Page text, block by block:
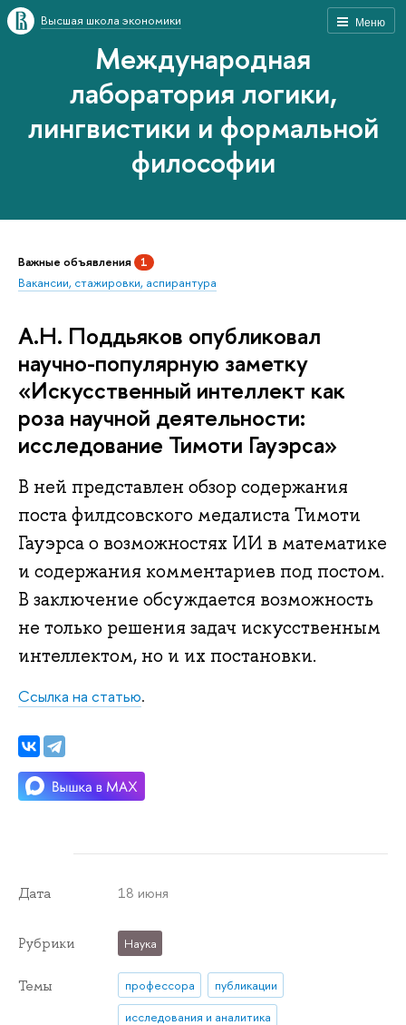
Меню
Высшая школа экономики
Международная
лаборатория логики,
лингвистики и формальной
философии
Важные объявления 1
Вакансии, стажировки, аспирантура
А.Н. Поддьяков опубликовал
научно-популярную заметку
«Искусственный интеллект как
роза научной деятельности:
исследование Тимоти Гауэрса»
В ней представлен обзор содержания
поста филдсовского медалиста Тимоти
Гауэрса о возможностях ИИ в математике
и содержания комментариев под постом.
В заключение обсуждается возможность
не только решения задач искусственным
интеллектом, но и их постановки.
Ссылка на статью.
Дата 18 июня
Рубрики Наука
Темы профессора
публикации
исследования и аналитика